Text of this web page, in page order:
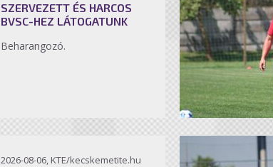
SZERVEZETT ÉS HARCOS
BVSC-HEZ LÁTOGATUNK
Beharangozó.
2026-08-06, KTE/kecskemetite.hu